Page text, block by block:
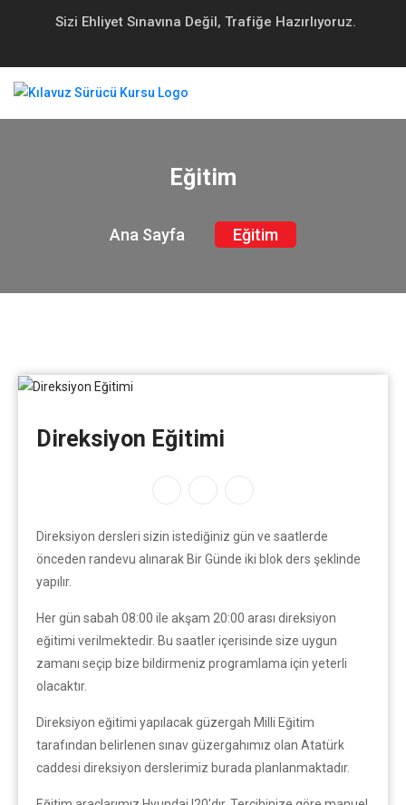
Sizi Ehliyet Sınavına Değil, Trafiğe Hazırlıyoruz.
Eğitim
Ana Sayfa Eğitim
Direksiyon Eğitimi
Direksiyon dersleri sizin istediğiniz gün ve saatlerde
önceden randevu alınarak Bir Günde iki blok ders şeklinde
yapılır.
Her gün sabah 08:00 ile akşam 20:00 arası direksiyon
eğitimi verilmektedir. Bu saatler içerisinde size uygun
zamanı seçip bize bildirmeniz programlama için yeterli
olacaktır.
Direksiyon eğitimi yapılacak güzergah Milli Eğitim
tarafından belirlenen sınav güzergahımız olan Atatürk
caddesi direksiyon derslerimiz burada planlanmaktadır.